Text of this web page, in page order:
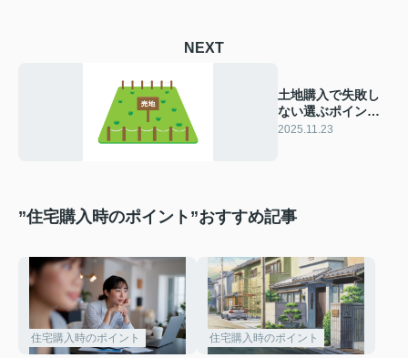
NEXT
土地購入で失敗し
ない選ぶポイント
は？注意点やロー
2025.11.23
”住宅購入時のポイント”おすすめ記事
住宅購入時のポイント 住宅購入時のポイント